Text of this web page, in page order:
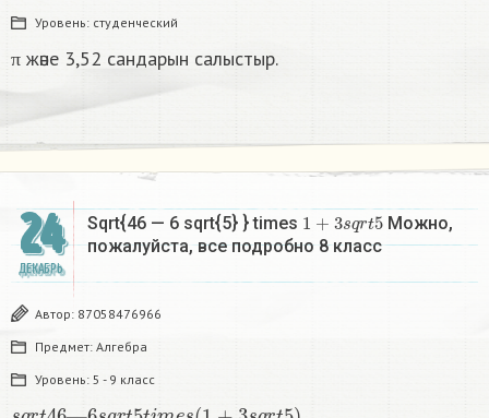
Уровень: студенческий
π және 3,52 сандарын салыстыр.
24
ДЕКАБРЬ
Sqrt{46 — 6 sqrt{5} } times 1+3sqrt5 Можно,
пожалуйста, все подробно 8 класс​
Автор: 87058476966
Предмет: Алгебра
Уровень: 5 - 9 класс
t 46 6 t5t im 1+ q )